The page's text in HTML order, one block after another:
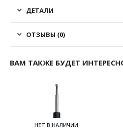
ДЕТАЛИ
ОТЗЫВЫ (0)
ВАМ ТАКЖЕ БУДЕТ
НЕТ В НАЛИЧИИ